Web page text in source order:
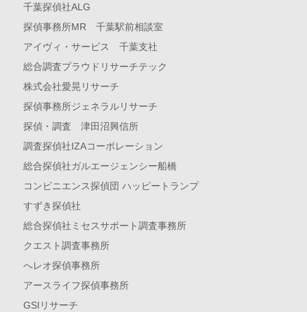
千葉探偵社ALG
探偵事務所MR 千葉駅前相談室
アイヴィ・サービス 千葉支社
総合調査プラウドリサーチテック
株式会社愛晃リサーチ
探偵事務所ジェネラルリサーチ
探偵・調査 津田沼興信所
調査探偵社IZAコーポレーション
総合探偵社ガルエージェンシー船橋
コンビニエンス探偵団 ハッピートランプ
すずき探偵社
総合探偵社ミセスサポート調査事務所
クエスト調査事務所
へレオ探偵事務所
アースライフ探偵事務所
GSIリサーチ